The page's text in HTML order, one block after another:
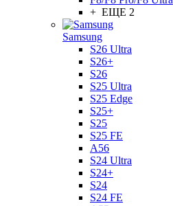
+ ЕЩЕ 2
Samsung
S26 Ultra
S26+
S26
S25 Ultra
S25 Edge
S25+
S25
S25 FE
A56
S24 Ultra
S24+
S24
S24 FE